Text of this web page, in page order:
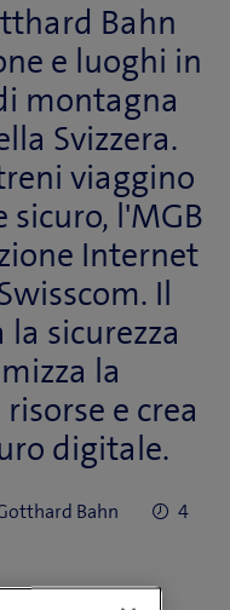
Bahn
e luoghi in
montagna
Svizzera.
viaggino
l'MGB
Internet
Il
sicurezza
la
e crea
digitale.
Gotthard Bahn
4